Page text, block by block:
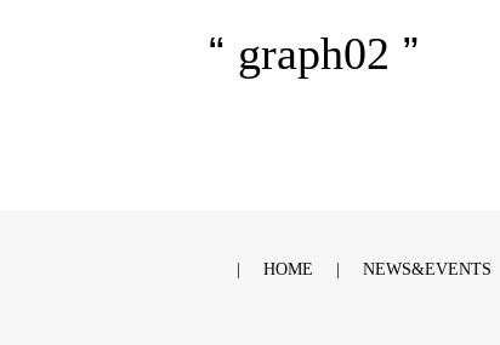
graph02
HOME NEWS&EVENTS